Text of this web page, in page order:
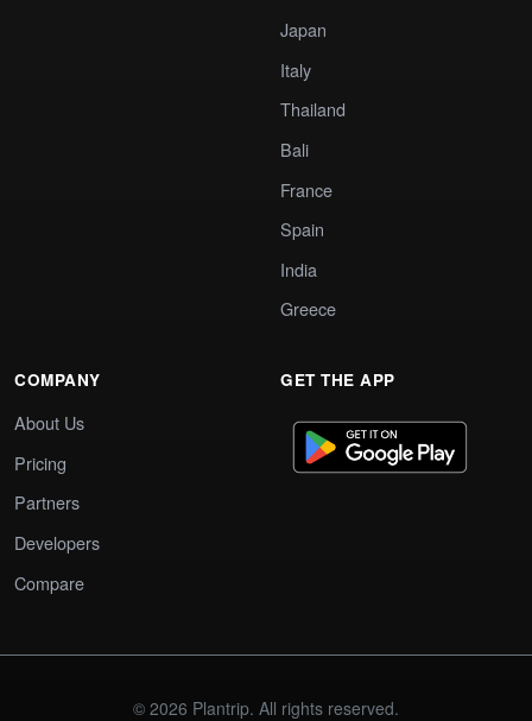
Japan
Italy
Thailand
Bali
France
Spain
India
Greece
COMPANY
About Us
Pricing
Partners
Developers
Compare
GET THE APP
© 2026 Plantrip. All rights reserved.